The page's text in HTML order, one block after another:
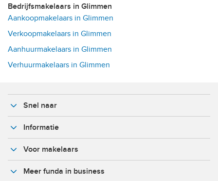
Bedrijfsmakelaars in Glimmen
Aankoopmakelaars in Glimmen
Verkoopmakelaars in Glimmen
Aanhuurmakelaars in Glimmen
Verhuurmakelaars in Glimmen
Snel naar
Informatie
Voor makelaars
Meer funda in business